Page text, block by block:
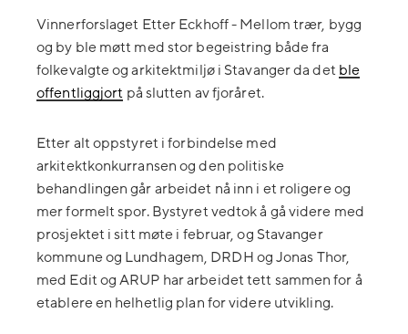
Vinnerforslaget Etter Eckhoff - Mellom trær, bygg
og by ble møtt med stor begeistring både fra
folkevalgte og arkitektmiljø i Stavanger da det ble
offentliggjort på slutten av fjoråret.
Etter alt oppstyret i forbindelse med
arkitektkonkurransen og den politiske
behandlingen går arbeidet nå inn i et roligere og
mer formelt spor. Bystyret vedtok å gå videre med
prosjektet i sitt møte i februar, og Stavanger
kommune og Lundhagem, DRDH og Jonas Thor,
med Edit og ARUP har arbeidet tett sammen for å
etablere en helhetlig plan for videre utvikling.